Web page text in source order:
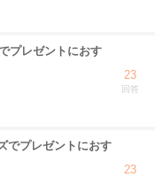
プレゼントにおす
23
回答
でプレゼントにおす
23